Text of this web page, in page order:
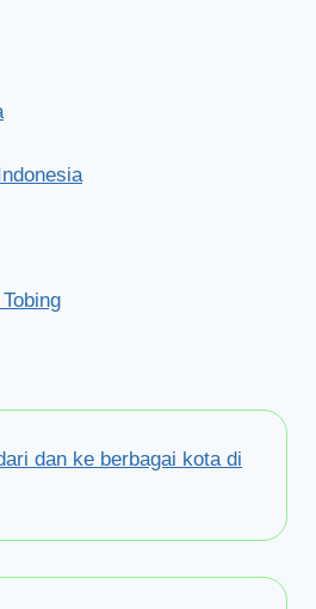
dan ke berbagai kota di